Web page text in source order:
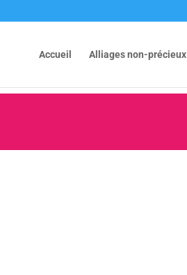
Accueil Alliages non-précieux